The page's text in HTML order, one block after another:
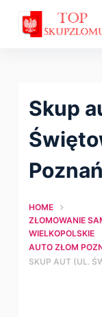
Skup
HOME
ZŁOMOWANIE
WIELKOPOLSKIE
AUTO ZŁOM
SKUP AUT (UL.